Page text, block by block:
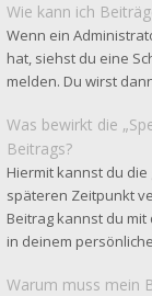
Wie kann ich
Wenn ein
hat, siehst du eine
melden. Du wirst
Was bewirkt die
Beitrags?
Hiermit kannst du
späteren Zeitpunkt
Beitrag kannst du
in deinem
Warum muss mein